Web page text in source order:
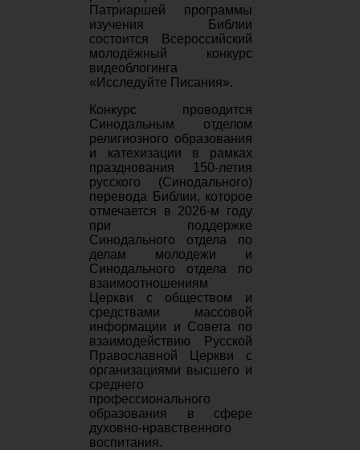
Патриаршей программы
изучения Библии
состоится Всероссийский
молодёжный конкурс
видеоблогинга
«Исследуйте Писания».
Конкурс проводится
Синодальным отделом
религиозного образования
и катехизации в рамках
празднования 150-летия
русского (Синодального)
перевода Библии, которое
отмечается в 2026-м году
при поддержке
Синодального отдела по
делам молодежи и
Синодального отдела по
взаимоотношениям
Церкви с обществом и
средствами массовой
информации и Совета по
взаимодействию Русской
Православной Церкви с
организациями высшего и
среднего
профессионального
образования в сфере
духовно-нравственного
воспитания.